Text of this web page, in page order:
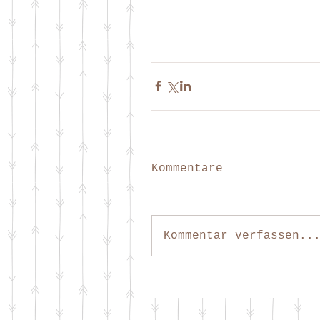
Kommentare
Kommentar verfassen...